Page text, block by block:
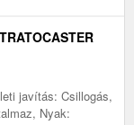
javítás: Csillogás,
Nyak: